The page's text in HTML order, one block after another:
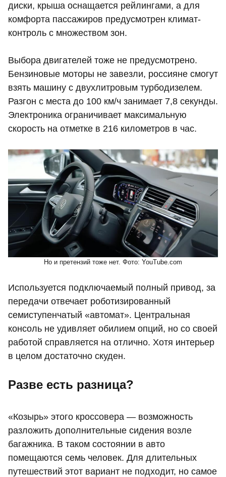
диски, крыша оснащается рейлингами, а для
комфорта пассажиров предусмотрен климат-
контроль с множеством зон.
Выбора двигателей тоже не предусмотрено.
Бензиновые моторы не завезли, россияне смогут
взять машину с двухлитровым турбодизелем.
Разгон с места до 100 км/ч занимает 7,8 секунды.
Электроника ограничивает максимальную
скорость на отметке в 216 километров в час.
Но и претензий тоже нет. Фото: YouTube.com
Используется подключаемый полный привод, за
передачи отвечает роботизированный
семиступенчатый «автомат». Центральная
консоль не удивляет обилием опций, но со своей
работой справляется на отлично. Хотя интерьер
в целом достаточно скуден.
Разве есть разница?
«Козырь» этого кроссовера — возможность
разложить дополнительные сидения возле
багажника. В таком состоянии в авто
помещаются семь человек. Для длительных
путешествий этот вариант не подходит, но самое